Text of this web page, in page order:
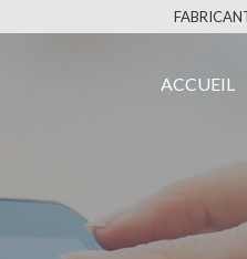
ACCUEIL